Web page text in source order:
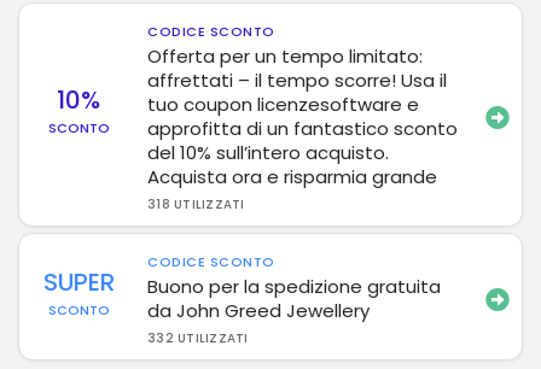
10%
SCONTO
CODICE SCONTO
Offerta per un tempo limitato:
affrettati – il tempo scorre! Usa il
tuo coupon licenzesoftware e
approfitta di un fantastico sconto
del 10% sull’intero acquisto.
Acquista ora e risparmia grande
318 UTILIZZATI
SUPER
SCONTO
CODICE SCONTO
Buono per la spedizione gratuita
da John Greed Jewellery
332 UTILIZZATI